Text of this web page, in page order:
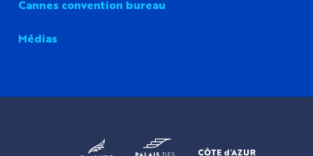
Cannes convention bureau
Médias